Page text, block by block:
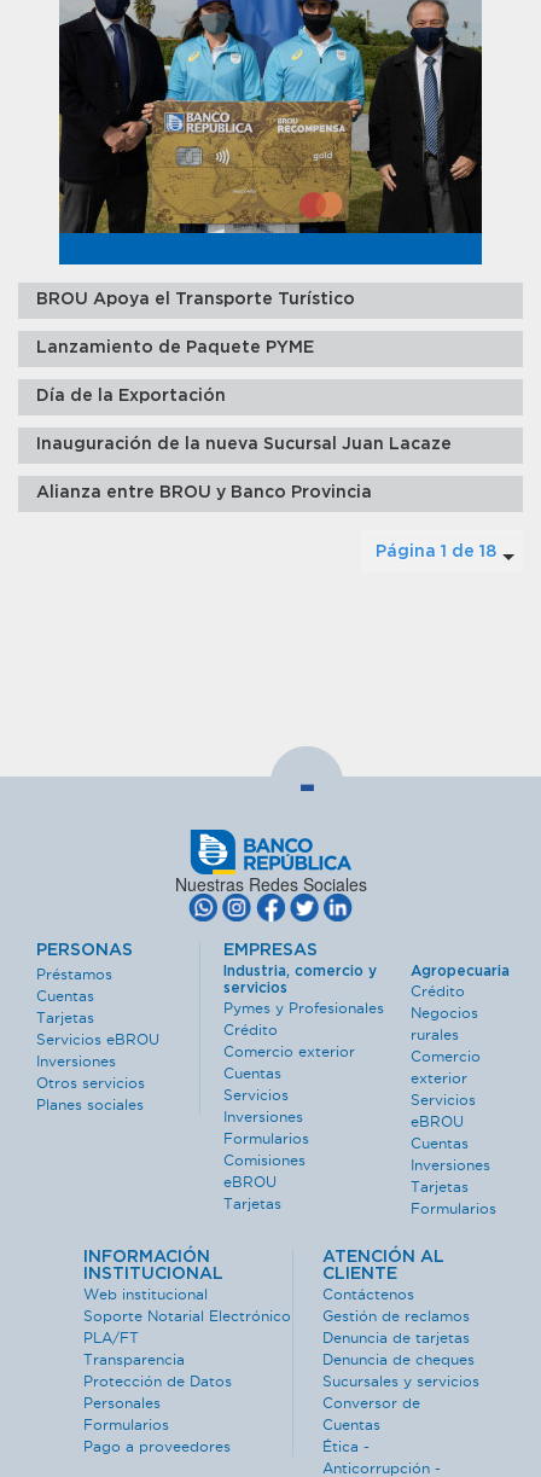
BROU Apoya el Transporte Turístico
Lanzamiento de Paquete PYME
Día de la Exportación
Inauguración de la nueva Sucursal Juan Lacaze
Alianza entre BROU y Banco Provincia
Página 1 de 18
-
Nuestras Redes Sociales
PERSONAS
Préstamos
Cuentas
Tarjetas
Servicios eBROU
Inversiones
Otros servicios
Planes sociales
EMPRESAS
Industria, comercio y
servicios
Pymes y Profesionales
Crédito
Comercio exterior
Cuentas
Servicios
Inversiones
Formularios
Comisiones
eBROU
Tarjetas
Agropecuaria
Crédito
Negocios
rurales
Comercio
exterior
Servicios
eBROU
Cuentas
Inversiones
Tarjetas
Formularios
INFORMACIÓN
INSTITUCIONAL
Web institucional
Soporte Notarial Electrónico
PLA/FT
Transparencia
Protección de Datos
Personales
Formularios
Pago a proveedores
ATENCIÓN AL
CLIENTE
Contáctenos
Gestión de reclamos
Denuncia de tarjetas
Denuncia de cheques
Sucursales y servicios
Conversor de
Cuentas
Ética -
Anticorrupción -